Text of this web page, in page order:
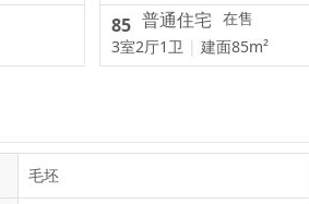
85 普通住宅 在售
3室2厅1卫 | 建面85m²
毛坯